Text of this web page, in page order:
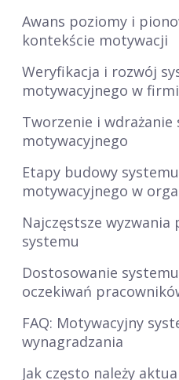
Awans poziomy i
kontekście motywacji
Weryfikacja i rozwój
motywacyjnego w
Tworzenie i wdrażanie
motywacyjnego
Etapy budowy systemu
motywacyjnego w
Najczęstsze wyzwania
systemu
Dostosowanie
oczekiwań
FAQ: Motywacyjny
wynagradzania
Jak często należy